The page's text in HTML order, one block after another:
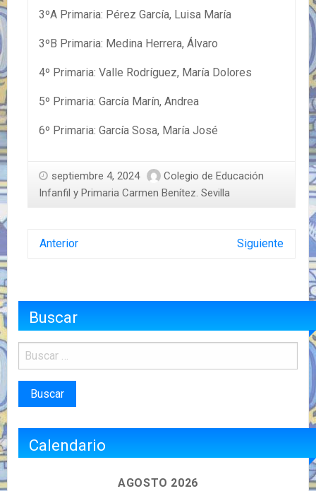
3ºA Primaria: Pérez García, Luisa María
3ºB Primaria: Medina Herrera, Álvaro
4º Primaria: Valle Rodríguez, María Dolores
5º Primaria: García Marín, Andrea
6º Primaria: García Sosa, María José
septiembre 4, 2024
Colegio de Educación
Infanfil y Primaria Carmen Benítez. Sevilla
Anterior Siguiente
Buscar
Calendario
AGOSTO 2026